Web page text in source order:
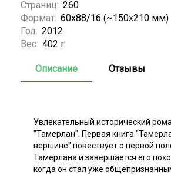
Страниц: 260
Формат: 60x88/16 (~150x210 мм)
Год: 2012
Вес: 402 г
Описание Отзывы
Увлекательный исторический
"Тамерлан". Первая книга
вершине" повествует о первой
Тамерлана и завершается его
когда он стал уже